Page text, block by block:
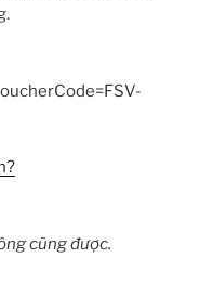
cũng được.